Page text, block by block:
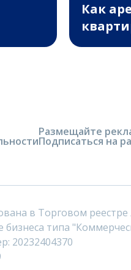
Как
Размещайте
Подписаться на
в Торговом
типа
20232404370